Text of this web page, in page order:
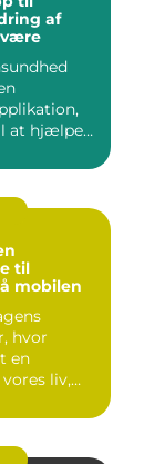
af
at hjælpe
til
mobilen
hvor
en
liv,